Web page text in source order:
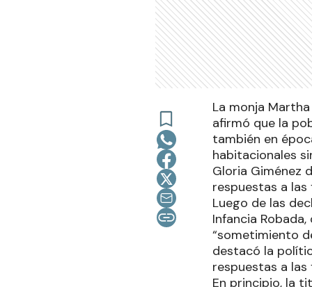
La monja
afirmó que la
también en
habitacionales
Gloria Giménez
respuestas a
Luego de las
Infancia
“sometimiento
destacó la
respuestas a
En principio, la